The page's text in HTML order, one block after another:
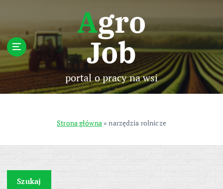
p
t
c
n
Agro
Job
portal o pracy na wsi
Strona główna»narzędzia rolnicze
Szukaj